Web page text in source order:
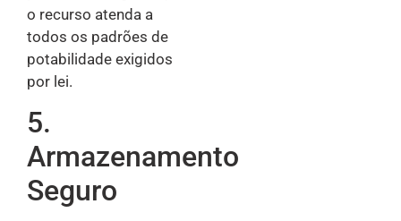
o recurso atenda a
todos os padrões de
potabilidade exigidos
por lei.
5.
Armazenamento
Seguro